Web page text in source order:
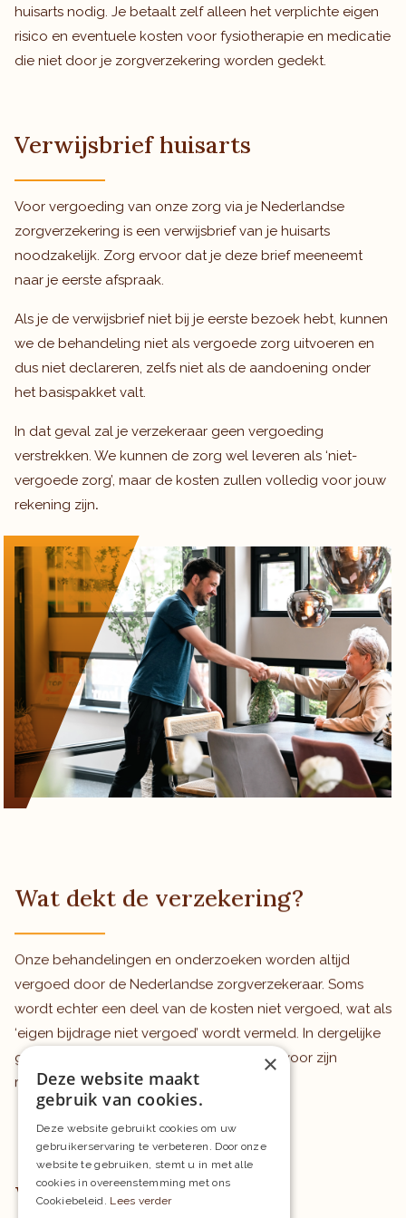
huisarts nodig. Je betaalt zelf alleen het verplichte eigen
risico en eventuele kosten voor fysiotherapie en medicatie
die niet door je zorgverzekering worden gedekt.
Verwijsbrief huisarts
Voor vergoeding van onze zorg via je Nederlandse
zorgverzekering is een verwijsbrief van je huisarts
noodzakelijk. Zorg ervoor dat je deze brief meeneemt
naar je eerste afspraak.
Als je de verwijsbrief niet bij je eerste bezoek hebt, kunnen
we de behandeling niet als vergoede zorg uitvoeren en
dus niet declareren, zelfs niet als de aandoening onder
het basispakket valt.
In dat geval zal je verzekeraar geen vergoeding
verstrekken. We kunnen de zorg wel leveren als ‘niet-
vergoede zorg’, maar de kosten zullen volledig voor jouw
rekening zijn.
Wat dekt de verzekering?
Onze behandelingen en onderzoeken worden altijd
vergoed door de Nederlandse zorgverzekeraar. Soms
wordt echter een deel van de kosten niet vergoed, wat als
‘eigen bijdrage niet vergoed’ wordt vermeld. In dergelijke
gevallen neemt Cortoclinics deze kosten voor zijn
rekening.
Waar ben je verzekerd?
×
Deze website maakt
gebruik van cookies.
Deze website gebruikt cookies om uw
gebruikerservaring te verbeteren. Door onze
website te gebruiken, stemt u in met alle
cookies in overeenstemming met ons
Cookiebeleid. Lees verder